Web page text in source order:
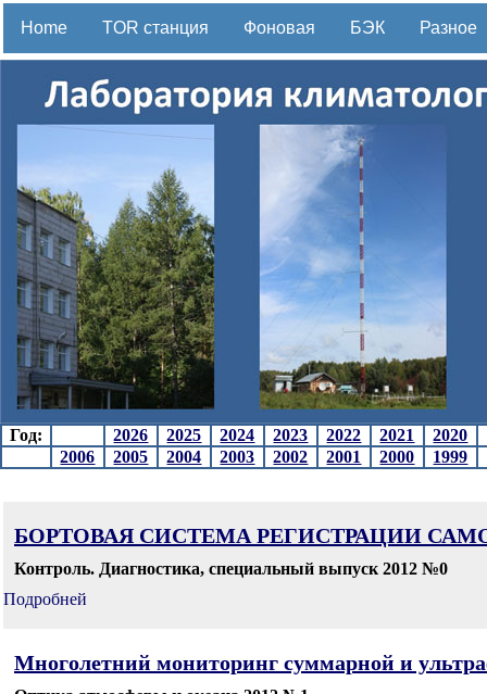
Home TOR станция Фоновая БЭК Разное
Год: 2026 2025 2024 2023 2022 2021
2020
2006
2005 2004 2003 2002 2001 2000 1999
БОРТОВАЯ СИСТЕМА РЕГИСТРАЦИИ
Контроль. Диагностика, специальный выпуск 2012 №0
Подробней
Многолетний мониторинг суммарной и